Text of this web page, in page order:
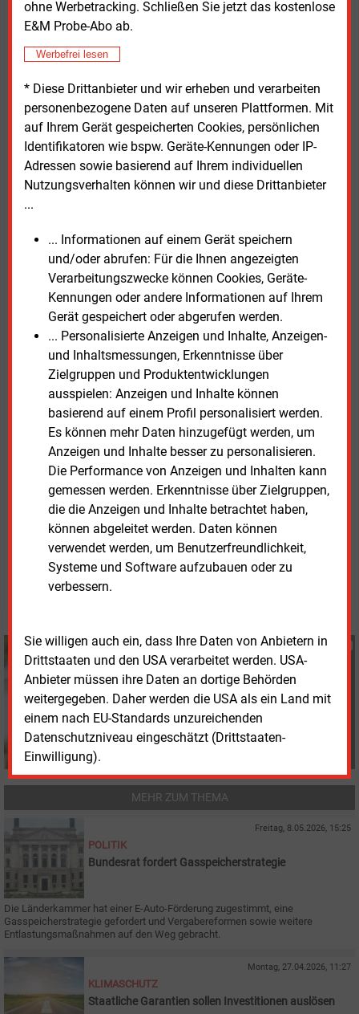
ohne Werbetracking. Schließen Sie jetzt das kostenlose
E&M Probe-Abo ab.
Werbefrei lesen
* Diese Drittanbieter und wir erheben und verarbeiten
personenbezogene Daten auf unseren Plattformen. Mit
auf Ihrem Gerät gespeicherten Cookies, persönlichen
Identifikatoren wie bspw. Geräte-Kennungen oder IP-
Adressen sowie basierend auf Ihrem individuellen
Nutzungsverhalten können wir und diese Drittanbieter
...
... Informationen auf einem Gerät speichern
und/oder abrufen: Für die Ihnen angezeigten
Verarbeitungszwecke können Cookies, Geräte-
Kennungen oder andere Informationen auf Ihrem
Gerät gespeichert oder abgerufen werden.
... Personalisierte Anzeigen und Inhalte, Anzeigen-
und Inhaltsmessungen, Erkenntnisse über
Zielgruppen und Produktentwicklungen
ausspielen: Anzeigen und Inhalte können
basierend auf einem Profil personalisiert werden.
Es können mehr Daten hinzugefügt werden, um
Anzeigen und Inhalte besser zu personalisieren.
Die Performance von Anzeigen und Inhalten kann
gemessen werden. Erkenntnisse über Zielgruppen,
die die Anzeigen und Inhalte betrachtet haben,
können abgeleitet werden. Daten können
verwendet werden, um Benutzerfreundlichkeit,
Systeme und Software aufzubauen oder zu
verbessern.
Sie willigen auch ein, dass Ihre Daten von Anbietern in
Drittstaaten und den USA verarbeitet werden. USA-
Anbieter müssen ihre Daten an dortige Behörden
weitergegeben. Daher werden die USA als ein Land mit
einem nach EU-Standards unzureichenden
Datenschutzniveau eingeschätzt (Drittstaaten-
Einwilligung).
Kritik aus der Kommunalwirtschaft
Für den Verband Kommunaler Unternehmen (VKU)
erklärte Hauptgeschäftsführer Ingbert Liebing, die
Beschleunigung der Vergaben sei richtig. „Die neuen
buy-green-Vorgaben bei öffentlichen Aufträgen
konterkarieren das aber“, mahnte er zugleich. Es sei
unverständlich, dass der Bundestag bereits vor einer
Einigung auf europäischer Ebene verbindliche Klima-
Konkrete Vorgaben für Produkte machten das
Vergaberecht nicht einfacher, sondern komplizierter
und bürokratischer. „Stadtwerke und
Verteilnetzbetreiber haben bereits heute
Schwierigkeiten, überhaupt Produkte für ihre
Energiewende-Projekte zu beschaffen“, erinnerte
Liebing. Zusätzliche „buy-green“-Pflichten würden
dieses Problem verschärfen und die Energiewende
ausbremsen.
Zudem verzerre diese Vorgabe den Wettbewerb
zulasten kommunaler Unternehmen, denn private
Energiekonzerne dürften weiterhin zum besten Preis
kaufen.
Freitag, 24.04.2026, 14:31 Uhr
Susanne Harmsen
© 2026 Energie & Management GmbH
Susanne Harmsen
+49 (0) 151 28207503
s.harmsen@energie-
und-management.de
MEHR ZUM THEMA
Freitag, 8.05.2026, 15:25
POLITIK
Bundesrat fordert Gasspeicherstrategie
Die Länderkammer hat einer E-Auto-Förderung zugestimmt, eine
Gasspeicherstrategie gefordert und Vergabereformen sowie weitere
Entlastungsmaßnahmen auf den Weg gebracht.
Montag, 27.04.2026, 11:27
KLIMASCHUTZ
Staatliche Garantien sollen Investitionen auslösen